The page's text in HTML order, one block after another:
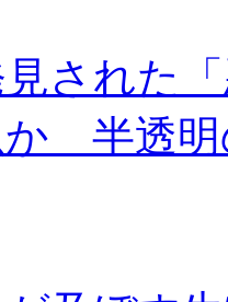
された
半透明